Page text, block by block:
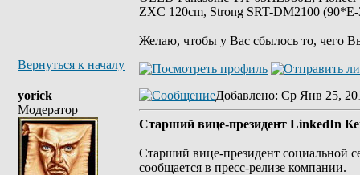
ZXC 120cm, Strong SRT-DM2100
Желаю, чтобы у Вас сбылось то, чего
Вернуться к началу
yorick
Модератор
Добавлено: Ср Янв 25,
Старший вице-президент LinkedIn
Старший вице-президент социальной
сообщается в пресс-релизе компании.